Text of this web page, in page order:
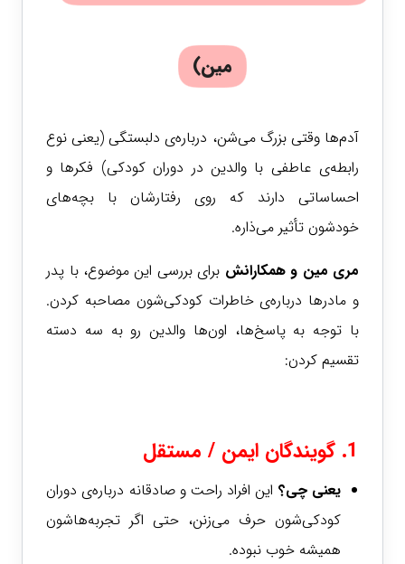
مین)
آدم‌ها وقتی بزرگ می‌شن، درباره‌ی دلبستگی (یعنی نوع
رابطه‌ی عاطفی با والدین در دوران کودکی) فکرها و
احساساتی دارند که روی رفتارشان با بچه‌های
خودشون تأثیر می‌ذاره.
مری مین و همکارانش برای بررسی این موضوع، با پدر
و مادرها درباره‌ی خاطرات کودکی‌شون مصاحبه کردن.
با توجه به پاسخ‌ها، اون‌ها والدین رو به سه دسته
تقسیم کردن:
1. گویندگان ایمن / مستقل
یعنی چی؟ این افراد راحت و صادقانه درباره‌ی دوران
کودکی‌شون حرف می‌زنن، حتی اگر تجربه‌هاشون
همیشه خوب نبوده.